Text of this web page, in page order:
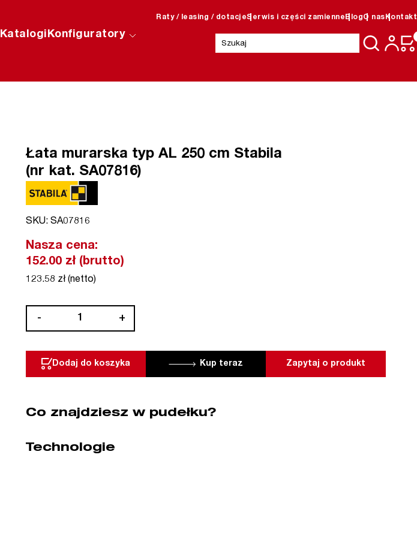
Raty / leasing / dotacjeSerwis i części zamienne BlogO nas Kontakt
KatalogiKonfiguratory
Szukaj:
Łata murarska typ AL 250 cm Stabila
(nr kat. SA07816)
SKU: SA07816
Nasza cena:
152.00 zł (brutto)
123.58 zł (netto)
-
Stabila
kat.
+
Dodaj do koszyka Zapytaj o produkt
Kup teraz
Co znajdziesz w pudełku?
Technologie